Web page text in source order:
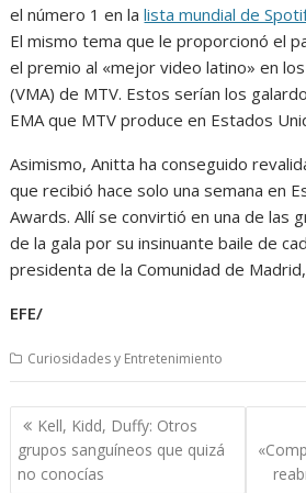
el número 1 en lalista mundial de
El mismo tema que le proporcionó el
el premio al «mejor video latino» en
(VMA) de MTV. Estos serían los
EMA que MTV produce en Estados
Asimismo, Anitta ha conseguido
que recibió hace solo una semana en
Awards. Allí se convirtió en una de las
de la gala por su insinuante baile de
presidenta de la Comunidad de
EFE/
Curiosidades y Entretenimiento
Navegación
de
entradas
Kell, Kidd, Duffy: Otros
grupos sanguíneos que quizá
no conocías